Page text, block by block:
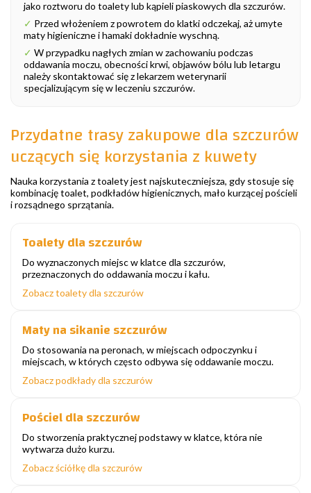
jako roztworu do toalety lub kąpieli piaskowych dla szczurów.
✓ Przed włożeniem z powrotem do klatki odczekaj, aż umyte
maty higieniczne i hamaki dokładnie wyschną.
✓ W przypadku nagłych zmian w zachowaniu podczas
oddawania moczu, obecności krwi, objawów bólu lub letargu
należy skontaktować się z lekarzem weterynarii
specjalizującym się w leczeniu szczurów.
Przydatne trasy zakupowe dla szczurów
uczących się korzystania z kuwety
Nauka korzystania z toalety jest najskuteczniejsza, gdy stosuje się
kombinację toalet, podkładów higienicznych, mało kurzącej pościeli
i rozsądnego sprzątania.
Toalety dla szczurów
Do wyznaczonych miejsc w klatce dla szczurów,
przeznaczonych do oddawania moczu i kału.
Zobacz toalety dla szczurów
Maty na sikanie szczurów
Do stosowania na peronach, w miejscach odpoczynku i
miejscach, w których często odbywa się oddawanie moczu.
Zobacz podkłady dla szczurów
Pościel dla szczurów
Do stworzenia praktycznej podstawy w klatce, która nie
wytwarza dużo kurzu.
Zobacz ściółkę dla szczurów